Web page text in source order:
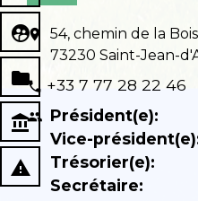
supervised_user_circle
folder
account_balance
report_problem
location_on
54, chemin de la
73230 Saint-Jean-
phone +33 7 77 28 22 46
people Président(e):
Vice-
Trésorier(e):
Secrétaire: